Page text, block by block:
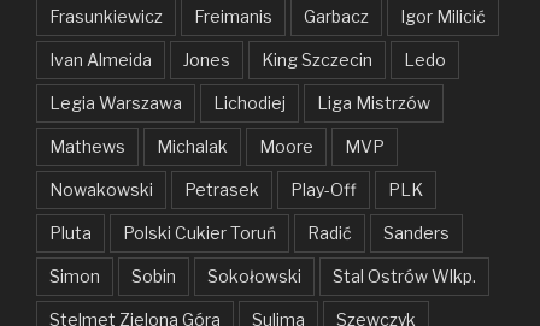
Frasunkiewicz Freimanis Garbacz Igor Milicić
Ivan Almeida Jones King Szczecin Ledo
Legia Warszawa Lichodiej Liga Mistrzów
Mathews Michalak Moore MVP
Nowakowski Petrasek Play-Off PLK
Pluta Polski Cukier Toruń Radić Sanders
Simon Sobin Sokołowski Stal Ostrów Wlkp.
Stelmet Zielona Góra Sulima Szewczyk